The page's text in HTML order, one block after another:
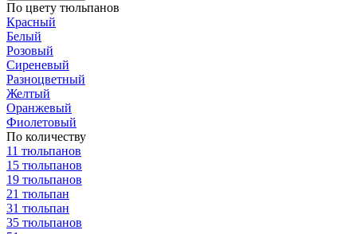
По цвету тюльпанов
Красный
Белый
Розовый
Сиреневый
Разноцветный
Желтый
Оранжевый
Фиолетовый
По количеству
11 тюльпанов
15 тюльпанов
19 тюльпанов
21 тюльпан
31 тюльпан
35 тюльпанов